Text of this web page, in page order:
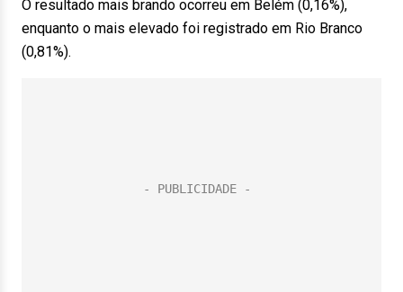
O resultado mais brando ocorreu em Belém (0,16%),
enquanto o mais elevado foi registrado em Rio Branco
(0,81%).